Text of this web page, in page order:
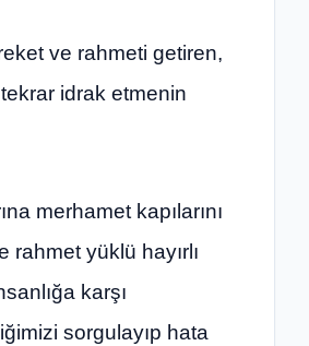
ve rahmeti getiren,
idrak etmenin
merhamet kapılarını
rahmet yüklü hayırlı
karşı
sorgulayıp hata